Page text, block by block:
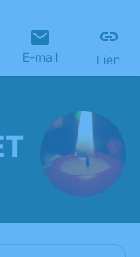
E-mail Lien